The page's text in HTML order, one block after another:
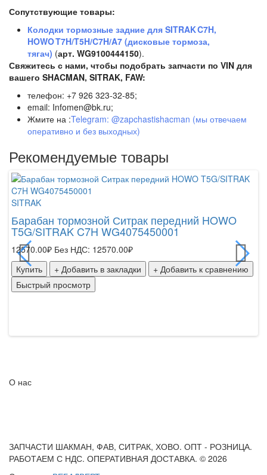
Сопутствующие товары:
Колодки тормозные задние для SITRAK C7H,
HOWO T7H/T5H/C7H/A7 (дисковые тормоза,
тягач) (арт. WG9100444150).
Свяжитесь с нами, чтобы подобрать запчасти по VIN для
вашего SHACMAN, SITRAK, FAW:
телефон: +7 926 323-32-85;
email: Infomen@bk.ru;
Жмите на :Telegram: @zapchastishacman (мы отвечаем
оперативно и без выходных)
Рекомендуемые товары
SITRAK
Барабан тормозной Ситрак передний HOWO
T5G/SITRAK C7H WG4075450001
12570.00₽ Без НДС: 12570.00₽
Купить
+ Добавить в закладки
+ Добавить к сравнению
Быстрый просмотр
О нас
ЗАПЧАСТИ ШАКМАН, ФАВ, СИТРАК, ХОВО. ОПТ - РОЗНИЦА.
РАБОТАЕМ С НДС. ОПЕРАТИВНАЯ ДОСТАВКА. © 2026